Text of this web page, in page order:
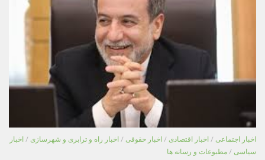
اخبار اجتماعی / اخبار اقتصادی / اخبار حقوقی / اخبار راه و ترابری و شهرسازی / اخبار
سیاسی / مطبوعات و رسانه ها